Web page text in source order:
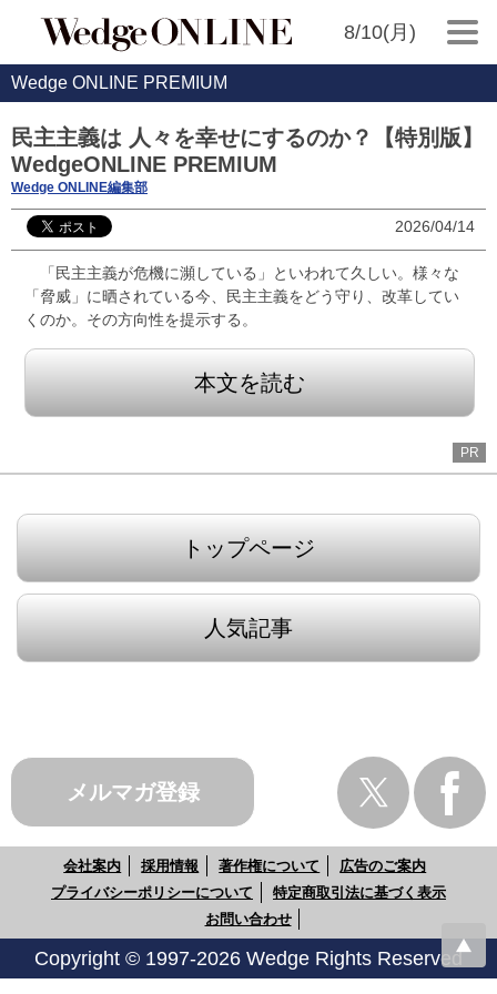
8/10(月)
Wedge ONLINE PREMIUM
民主主義は 人々を幸せにするのか？【特別版】
WedgeONLINE PREMIUM
Wedge ONLINE編集部
2026/04/14
「民主主義が危機に瀕している」といわれて久しい。様々な
「脅威」に晒されている今、民主主義をどう守り、改革してい
くのか。その方向性を提示する。
本文を読む
PR
トップページ
人気記事
メルマガ登録
会社案内 採用情報 著作権について
広告のご案内
プライバシーポリシーについて
特定商取引法に基づく表示
お問い合わせ
Copyright © 1997-2026 Wedge Rights Reserved